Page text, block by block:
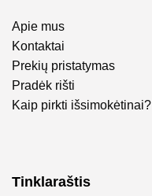
Apie mus
Kontaktai
Prekių pristatymas
Pradėk rišti
Kaip pirkti išsimokėtinai?
Tinklaraštis